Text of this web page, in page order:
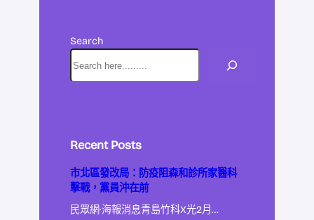
Search
Recent Posts
市北區發改局：防疫阻森和診所家醫科
擊戰，黨員沖在前
民眾網·海報消息青島竹科X光2月…